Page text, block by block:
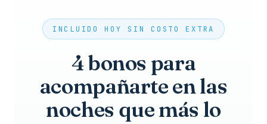
INCLUIDO HOY SIN COSTO EXTRA
4 bonos para
acompañarte en las
noches que más lo